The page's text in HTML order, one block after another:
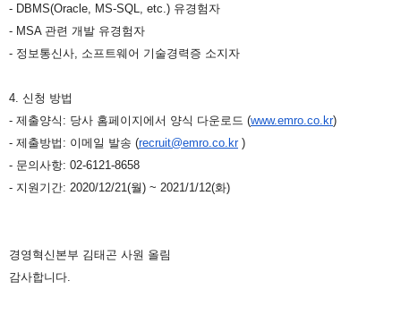
- DBMS(Oracle, MS-SQL, etc.) 유경험자
- MSA 관련 개발 유경험자
- 정보통신사, 소프트웨어 기술경력증 소지자
4. 신청 방법
- 제출양식: 당사 홈페이지에서 양식 다운로드 (www.emro.co.kr)
- 제출방법: 이메일 발송 (recruit@emro.co.kr)
- 문의사항: 02-6121-8658
- 지원기간: 2020/12/21(월) ~ 2021/1/12(화)
경영혁신본부 김태곤 사원 올림
감사합니다.